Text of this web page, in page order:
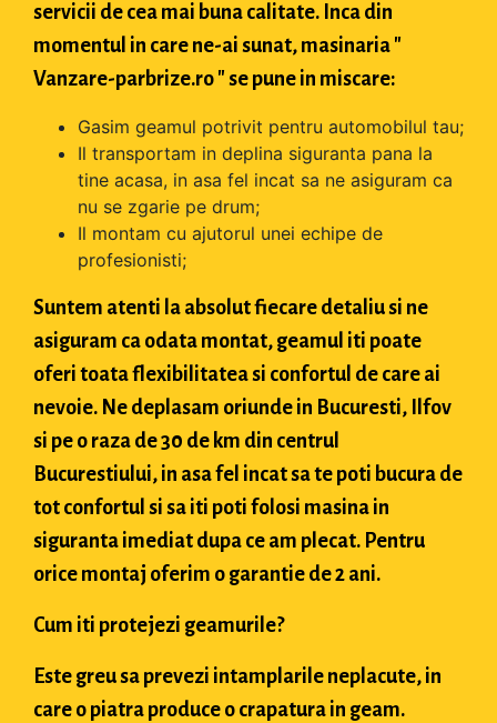
servicii de cea mai buna calitate. Inca din
momentul in care ne-ai sunat, masinaria "
Vanzare-parbrize.ro " se pune in miscare:
Gasim geamul potrivit pentru automobilul tau;
Il transportam in deplina siguranta pana la
tine acasa, in asa fel incat sa ne asiguram ca
nu se zgarie pe drum;
Il montam cu ajutorul unei echipe de
profesionisti;
Suntem atenti la absolut fiecare detaliu si ne
asiguram ca odata montat, geamul iti poate
oferi toata flexibilitatea si confortul de care ai
nevoie. Ne deplasam oriunde in Bucuresti, Ilfov
si pe o raza de 30 de km din centrul
Bucurestiului, in asa fel incat sa te poti bucura de
tot confortul si sa iti poti folosi masina in
siguranta imediat dupa ce am plecat. Pentru
orice montaj oferim o garantie de 2 ani.
Cum iti protejezi geamurile?
Este greu sa prevezi intamplarile neplacute, in
care o piatra produce o crapatura in geam.